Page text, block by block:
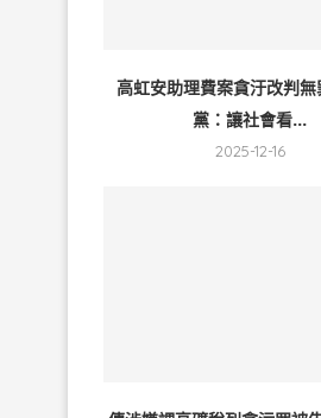
高虹安助理費案貪汙改判
黨：讓社會看...
2025-12-16